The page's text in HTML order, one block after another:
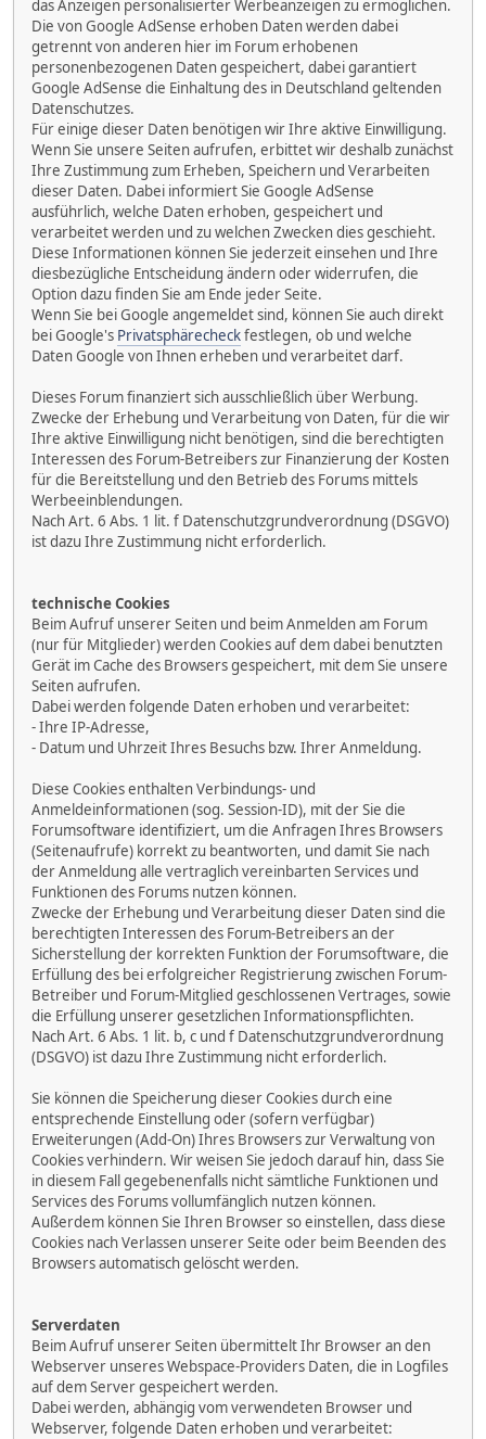
das Anzeigen personalisierter Werbeanzeigen zu ermöglichen.
Die von Google AdSense erhoben Daten werden dabei
getrennt von anderen hier im Forum erhobenen
personenbezogenen Daten gespeichert, dabei garantiert
Google AdSense die Einhaltung des in Deutschland geltenden
Datenschutzes.
Für einige dieser Daten benötigen wir Ihre aktive Einwilligung.
Wenn Sie unsere Seiten aufrufen, erbittet wir deshalb zunächst
Ihre Zustimmung zum Erheben, Speichern und Verarbeiten
dieser Daten. Dabei informiert Sie Google AdSense
ausführlich, welche Daten erhoben, gespeichert und
verarbeitet werden und zu welchen Zwecken dies geschieht.
Diese Informationen können Sie jederzeit einsehen und Ihre
diesbezügliche Entscheidung ändern oder widerrufen, die
Option dazu finden Sie am Ende jeder Seite.
Wenn Sie bei Google angemeldet sind, können Sie auch direkt
bei Google's Privatsphärecheckfestlegen, ob und welche
Daten Google von Ihnen erheben und verarbeitet darf.
Dieses Forum finanziert sich ausschließlich über Werbung.
Zwecke der Erhebung und Verarbeitung von Daten, für die wir
Ihre aktive Einwilligung nicht benötigen, sind die berechtigten
Interessen des Forum-Betreibers zur Finanzierung der Kosten
für die Bereitstellung und den Betrieb des Forums mittels
Werbeeinblendungen.
Nach Art. 6 Abs. 1 lit. f Datenschutzgrundverordnung (DSGVO)
ist dazu Ihre Zustimmung nicht erforderlich.
technische Cookies
Beim Aufruf unserer Seiten und beim Anmelden am Forum
(nur für Mitglieder) werden Cookies auf dem dabei benutzten
Gerät im Cache des Browsers gespeichert, mit dem Sie unsere
Seiten aufrufen.
Dabei werden folgende Daten erhoben und verarbeitet:
- Ihre IP-Adresse,
- Datum und Uhrzeit Ihres Besuchs bzw. Ihrer Anmeldung.
Diese Cookies enthalten Verbindungs- und
Anmeldeinformationen (sog. Session-ID), mit der Sie die
Forumsoftware identifiziert, um die Anfragen Ihres Browsers
(Seitenaufrufe) korrekt zu beantworten, und damit Sie nach
der Anmeldung alle vertraglich vereinbarten Services und
Funktionen des Forums nutzen können.
Zwecke der Erhebung und Verarbeitung dieser Daten sind die
berechtigten Interessen des Forum-Betreibers an der
Sicherstellung der korrekten Funktion der Forumsoftware, die
Erfüllung des bei erfolgreicher Registrierung zwischen Forum-
Betreiber und Forum-Mitglied geschlossenen Vertrages, sowie
die Erfüllung unserer gesetzlichen Informationspflichten.
Nach Art. 6 Abs. 1 lit. b, c und f Datenschutzgrundverordnung
(DSGVO) ist dazu Ihre Zustimmung nicht erforderlich.
Sie können die Speicherung dieser Cookies durch eine
entsprechende Einstellung oder (sofern verfügbar)
Erweiterungen (Add-On) Ihres Browsers zur Verwaltung von
Cookies verhindern. Wir weisen Sie jedoch darauf hin, dass Sie
in diesem Fall gegebenenfalls nicht sämtliche Funktionen und
Services des Forums vollumfänglich nutzen können.
Außerdem können Sie Ihren Browser so einstellen, dass diese
Cookies nach Verlassen unserer Seite oder beim Beenden des
Browsers automatisch gelöscht werden.
Serverdaten
Beim Aufruf unserer Seiten übermittelt Ihr Browser an den
Webserver unseres Webspace-Providers Daten, die in Logfiles
auf dem Server gespeichert werden.
Dabei werden, abhängig vom verwendeten Browser und
Webserver, folgende Daten erhoben und verarbeitet: